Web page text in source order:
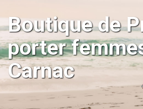
Boutique de
porter
Carnac